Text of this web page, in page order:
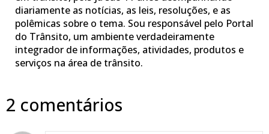
diariamente as notícias, as leis, resoluções, e as
polêmicas sobre o tema. Sou responsável pelo Portal
do Trânsito, um ambiente verdadeiramente
integrador de informações, atividades, produtos e
serviços na área de trânsito.
2 comentários